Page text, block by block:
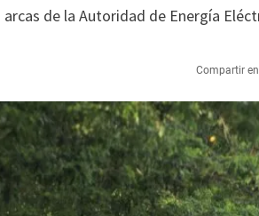
de la Autoridad de Energía
Compartir